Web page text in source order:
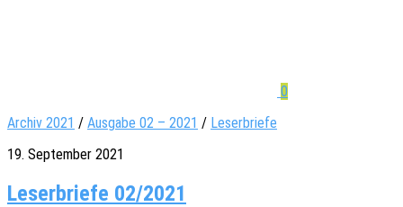
0
Archiv 2021 / Ausgabe 02 – 2021 / Leserbriefe
19. September 2021
Leserbriefe 02/2021